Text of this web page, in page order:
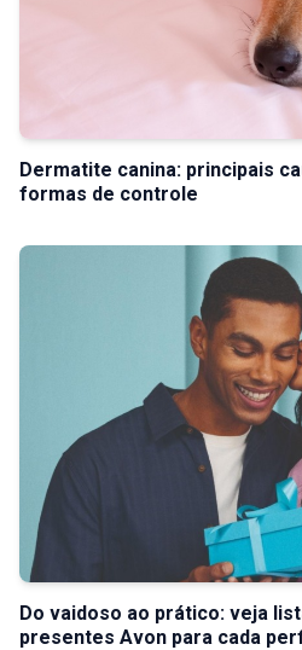
Dermatite canina: principais
formas de controle
Do vaidoso ao prático: veja
presentes Avon para cada